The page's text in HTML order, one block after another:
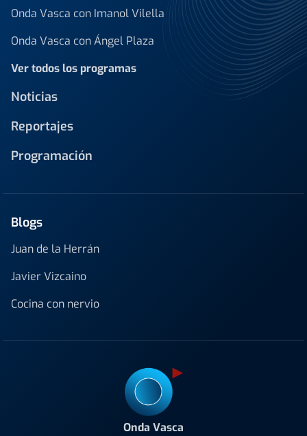
Onda Vasca con Imanol Vilella
Onda Vasca con Ángel Plaza
Ver todos los programas
Noticias
Reportajes
Programación
Blogs
Juan de la Herrán
Javier Vizcaino
Cocina con nervio
Onda Vasca